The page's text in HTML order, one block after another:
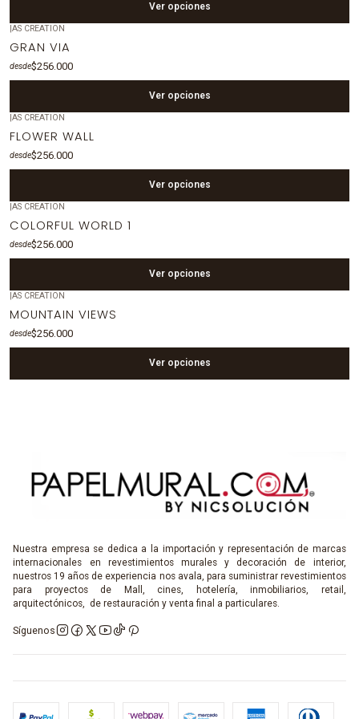
Ver opciones
AS CREATION
GRAN VIA
desde$256.000
Ver opciones
AS CREATION
FLOWER WALL
desde$256.000
Ver opciones
AS CREATION
COLORFUL WORLD 1
desde$256.000
Ver opciones
AS CREATION
MOUNTAIN VIEWS
desde$256.000
Ver opciones
Nuestra empresa se dedica a la importación y representación de marcas
internacionales en revestimientos murales y decoración de interior,
nuestros 19 años de experiencia nos avala, para suministrar revestimientos
para proyectos de Mall, cines, hotelería, inmobiliarios, retail,
arquitectónicos, de restauración y venta final a particulares.
Síguenos